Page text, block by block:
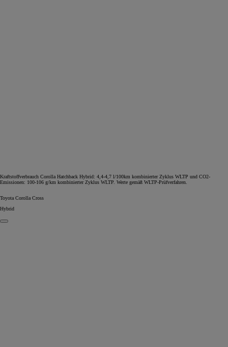
Kraftstoffverbrauch Corolla Hatchback Hybrid: 4,4-4,7 l/100km kombinierter Zyklus WLTP und CO2-
Emissionen: 100-106 g/km kombinierter Zyklus WLTP. Werte gemäß WLTP-Prüfverfahren.
Toyota Corolla Cross
Hybrid